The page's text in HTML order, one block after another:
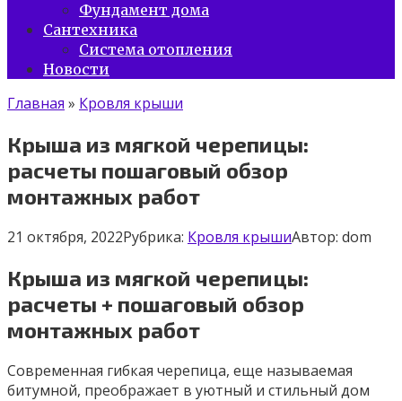
Фундамент дома
Сантехника
Система отопления
Новости
Главная » Кровля крыши
Крыша из мягкой черепицы:
расчеты пошаговый обзор
монтажных работ
21 октября, 2022Рубрика: Кровля крышиАвтор: dom
Крыша из мягкой черепицы:
расчеты + пошаговый обзор
монтажных работ
Современная гибкая черепица, еще называемая
битумной, преображает в уютный и стильный дом